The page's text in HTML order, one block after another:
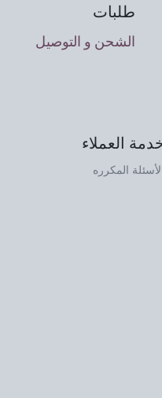
طلبات
الشحن و التوصيل
العملاء
المكرره